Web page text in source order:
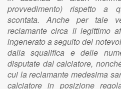
provvedimento) rispetto a
scontata. Anche per tale
reclamante circa il legittimo
ingenerato a seguito del
dalla squalifica e delle
disputate dal calciatore,
cui la reclamante medesima
calciatore in posizione